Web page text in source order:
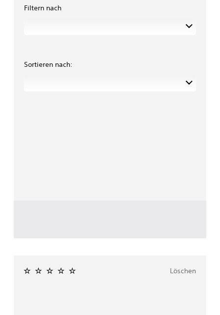
Filtern nach
Sortieren nach:
Löschen